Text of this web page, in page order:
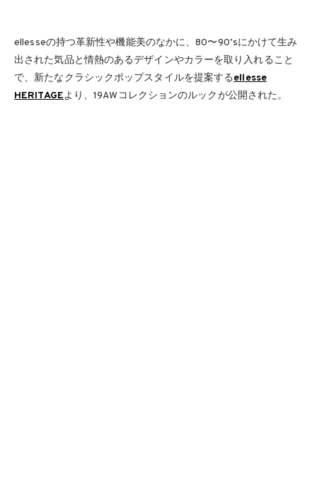
ellesseの持つ革新性や機能美のなかに、80〜90’sにかけて生み
出された気品と情熱のあるデザインやカラーを取り入れること
で、新たなクラシックポップスタイルを提案するellesse
HERITAGEより、19AWコレクションのルックが公開された。